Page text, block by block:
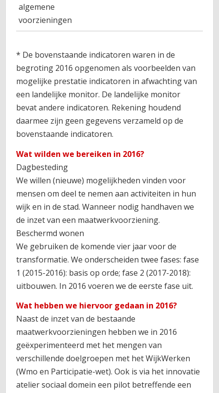
algemene
voorzieningen
* De bovenstaande indicatoren waren in de
begroting 2016 opgenomen als voorbeelden van
mogelijke prestatie indicatoren in afwachting van
een landelijke monitor. De landelijke monitor
bevat andere indicatoren. Rekening houdend
daarmee zijn geen gegevens verzameld op de
bovenstaande indicatoren.
Wat wilden we bereiken in 2016?
Dagbesteding
We willen (nieuwe) mogelijkheden vinden voor
mensen om deel te nemen aan activiteiten in hun
wijk en in de stad. Wanneer nodig handhaven we
de inzet van een maatwerkvoorziening.
Beschermd wonen
We gebruiken de komende vier jaar voor de
transformatie. We onderscheiden twee fases: fase
1 (2015-2016): basis op orde; fase 2 (2017-2018):
uitbouwen. In 2016 voeren we de eerste fase uit.
Wat hebben we hiervoor gedaan in 2016?
Naast de inzet van de bestaande
maatwerkvoorzieningen hebben we in 2016
geëxperimenteerd met het mengen van
verschillende doelgroepen met het WijkWerken
(Wmo en Participatie-wet). Ook is via het innovatie
atelier sociaal domein een pilot betreffende een